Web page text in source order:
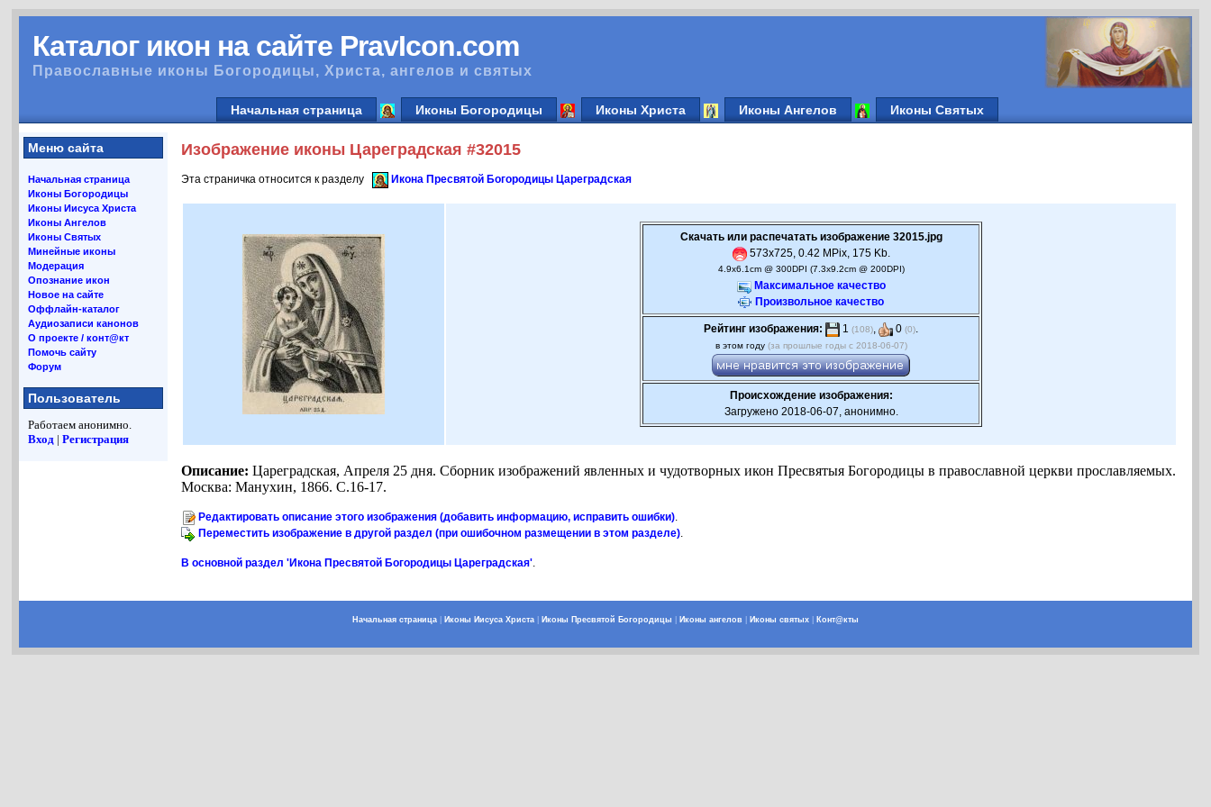
Каталог икон на сайте PravIcon.com
Православные иконы Богородицы, Христа, ангелов и святых
Начальная страница Иконы Богородицы Иконы Христа Иконы Ангелов Иконы Святых
Меню сайта
Начальная страница
Иконы Богородицы
Иконы Иисуса Христа
Иконы Ангелов
Иконы Святых
Минейные иконы
Модерация
Опознание икон
Новое на сайте
Оффлайн-каталог
Аудиозаписи канонов
О проекте / конт@кт
Помочь сайту
Форум
Пользователь
Работаем анонимно.
Вход |Регистрация
Изображение иконы Цареградская #32015
Эта страничка относится к разделу Икона Пресвятой Богородицы Цареградская
Скачать или распечатать изображение 32015.jpg
573x725, 0.42 MPix, 175 Kb.
4.9x6.1cm @ 300DPI (7.3x9.2cm @ 200DPI)
Максимальное качество
Произвольное качество
Рейтинг изображения: 1(108), 0(0).
в этом году (за прошлые годы с 2018-06-07)
Происхождение изображения:
Загружено 2018-06-07, анонимно.
Описание: Цареградская, Апреля 25 дня. Сборник изображений явленных и чудотворных икон Пресвятыя Богородицы в православной церкви прославляемых.
Москва: Манухин, 1866. С.16-17.
Редактировать описание этого изображения (добавить информацию, исправить ошибки).
Переместить изображение в другой раздел (при ошибочном размещении в этом разделе).
В основной раздел 'Икона Пресвятой Богородицы Цареградская'.
Начальная страница Иконы Иисуса Христа Иконы Пресвятой Богородицы Иконы ангелов Иконы святых Конт@кты